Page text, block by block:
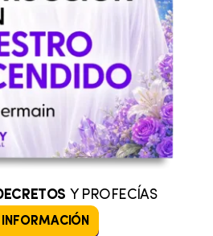
Y PROFECÍAS
INFORMACIÓN